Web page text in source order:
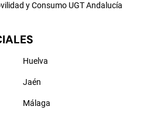
y Consumo UGT Andalucía
Huelva
Jaén
Málaga